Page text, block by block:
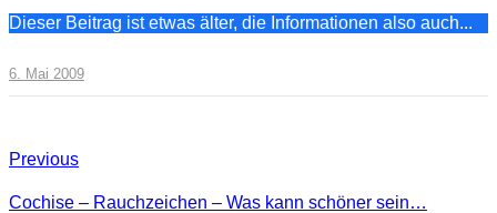
Dieser Beitrag ist etwas älter, die Informationen also auch...
6. Mai 2009
Previous
Cochise – Rauchzeichen – Was kann schöner sein…